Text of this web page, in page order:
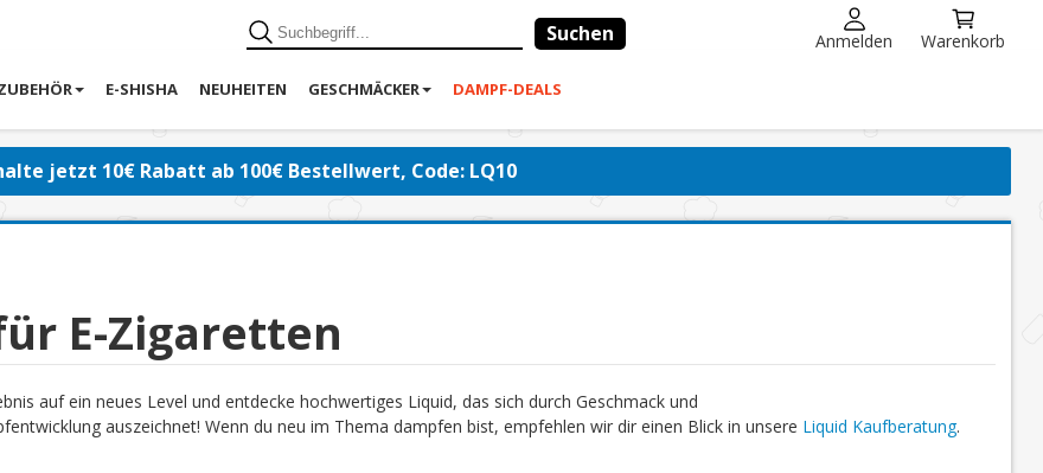
Suchen Anmelden Warenkorb
E-SHISHA NEUHEITEN GESCHMÄCKER DAMPF-DEALS
jetzt 10€ Rabatt ab 100€ Bestellwert, Code: LQ10
E-Zigaretten
auf ein neues Level und entdecke hochwertiges Liquid, das sich durch Geschmack und
auszeichnet! Wenn du neu im Thema dampfen bist, empfehlen wir dir einen Blick in unsere Liquid Kaufberatung.